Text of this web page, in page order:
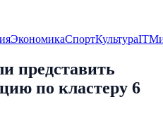
ЭкономикаСпортКультураIT
представить
по кластеру 6